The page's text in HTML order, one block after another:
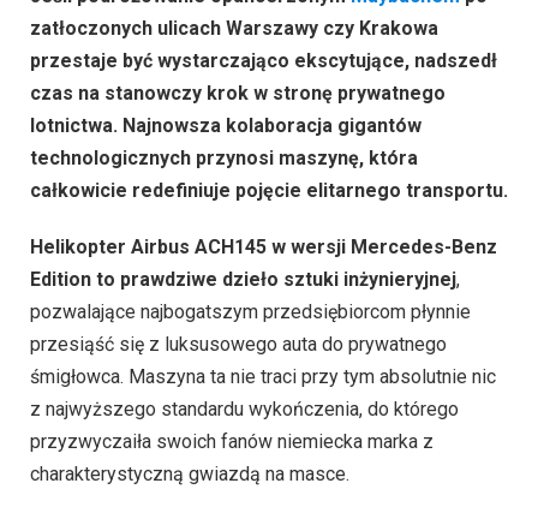
zatłoczonych ulicach Warszawy czy Krakowa
przestaje być wystarczająco ekscytujące, nadszedł
czas na stanowczy krok w stronę prywatnego
lotnictwa. Najnowsza kolaboracja gigantów
technologicznych przynosi maszynę, która
całkowicie redefiniuje pojęcie elitarnego transportu.
Helikopter Airbus ACH145 w wersji Mercedes-Benz
Edition to prawdziwe dzieło sztuki inżynieryjnej,
pozwalające najbogatszym przedsiębiorcom płynnie
przesiąść się z luksusowego auta do prywatnego
śmigłowca. Maszyna ta nie traci przy tym absolutnie nic
z najwyższego standardu wykończenia, do którego
przyzwyczaiła swoich fanów niemiecka marka z
charakterystyczną gwiazdą na masce.